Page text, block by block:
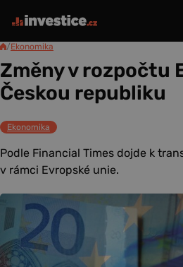
/Ekonomika
Změny v rozpočtu
Českou republiku
Ekonomika
Podle Financial Times dojde k
v rámci Evropské unie.